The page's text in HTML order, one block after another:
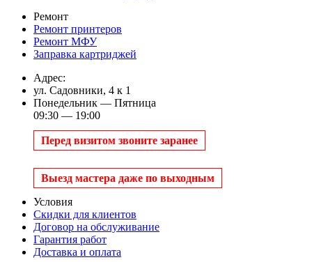
Ремонт
Ремонт принтеров
Ремонт МФУ
Заправка картриджей
Адрес:
ул. Садовники, 4 к 1
Понедельник — Пятница
09:30 — 19:00
Перед визитом звоните заранее
Выезд мастера даже по выходным
Условия
Скидки для клиентов
Договор на обслуживание
Гарантия работ
Доставка и оплата